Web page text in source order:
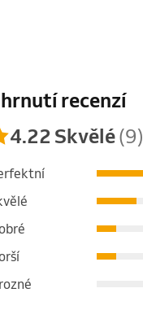
recenzí
4.22 Skvělé(9)